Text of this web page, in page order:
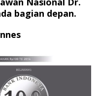
bagian depan.